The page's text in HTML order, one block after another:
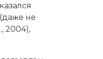
не
2004),